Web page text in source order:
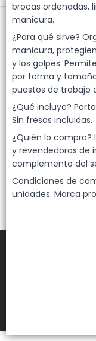
brocas ordenadas,
manicura.
¿Para qué sirve?
manicura,
y los golpes.
por forma y
puestos de trabajo
¿Qué incluye?
Sin fresas incluidas.
¿Quién lo compra?
y revendedoras de
complemento del
Condiciones de
unidades. Marca
Porta Fresas Para
Solución funcional
resistente adaptable a
y locales. Venta